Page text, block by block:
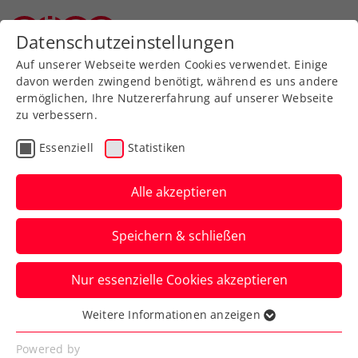
BSPA Ausbildungen
Bundessportakademie Linz
Auf der Gugl 30
Datenschutzeinstellungen
Auf unserer Webseite werden Cookies verwendet. Einige
davon werden zwingend benötigt, während es uns andere
ermöglichen, Ihre Nutzererfahrung auf unserer Webseite
zu verbessern.
Essenziell Statistiken
Alle akzeptieren
Speichern & schließen
Nur essenzielle Cookies akzeptieren
Essenziell
Essenzielle Cookies werden für grundlegende
Weitere Informationen anzeigen
Powered by